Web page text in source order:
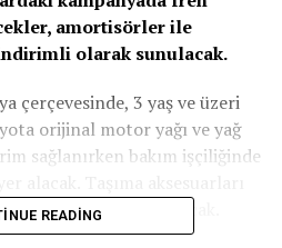
amortisörler ile
olarak sunulacak.
çerçevesinde, 3 yaş ve üzeri
orijinal motor yağı ve yağ
sağlanırken bakım işçiliğinde
yüzde 15 indirimli olacak.
READING